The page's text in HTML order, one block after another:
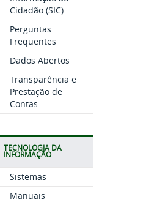
Cidadão (SIC)
Perguntas
Frequentes
Dados Abertos
Transparência e
Prestação de
Contas
TECNOLOGIA DA
INFORMAÇÃO
Sistemas
Manuais